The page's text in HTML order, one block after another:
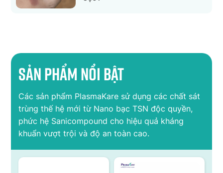
Sản phẩm nổi bật
Các sản phẩm PlasmaKare sử dụng các chất sát
trùng thế hệ mới từ Nano bạc TSN độc quyền,
phức hệ Sanicompound cho hiệu quả kháng
khuẩn vượt trội và độ an toàn cao.